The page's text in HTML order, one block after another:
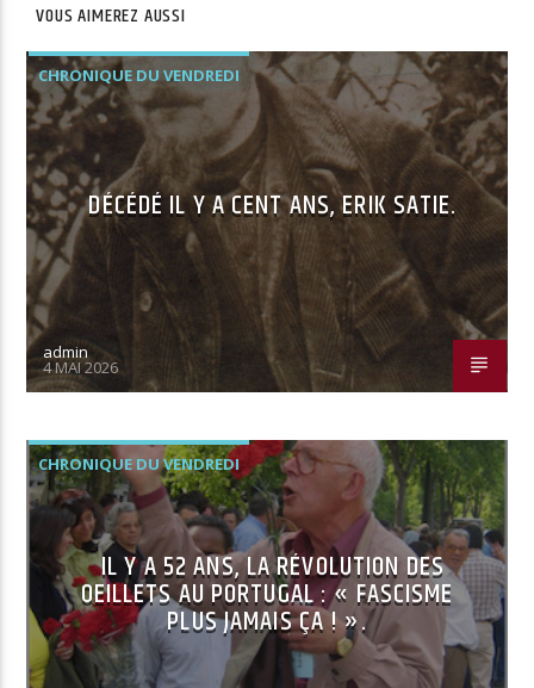
VOUS AIMEREZ AUSSI
CHRONIQUE DU VENDREDI
DÉCÉDÉ IL Y A CENT ANS, ERIK SATIE.
admin
4 MAI 2026
CHRONIQUE DU VENDREDI
IL Y A 52 ANS, LA RÉVOLUTION DES
OEILLETS AU PORTUGAL : « FASCISME
PLUS JAMAIS ÇA ! ».